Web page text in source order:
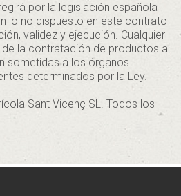
por la legislación española
lo no dispuesto en este contrato
validez y ejecución. Cualquier
la contratación de productos a
sometidas a los órganos
determinados por la Ley.
Sant Vicenç SL. Todos los